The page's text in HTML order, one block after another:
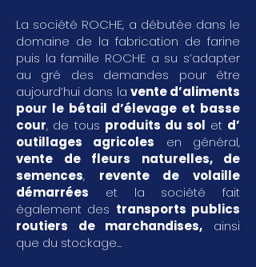
La société ROCHE, a débutée dans le
domaine de la fabrication de farine
puis la famille ROCHE a su s’adapter
au gré des demandes pour être
aujourd’hui dans la vente d’aliments
pour le bétail d’élevage et basse
cour, de tous produits du sol et d’
outillages agricoles en général,
vente de fleurs naturelles, de
semences, revente de volaille
démarrées et la société fait
également des transports publics
routiers de marchandises, ainsi
que du stockage...